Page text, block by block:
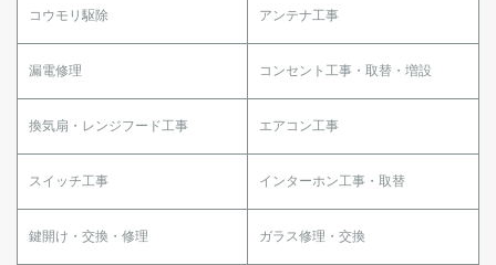
コウモリ駆除 アンテナ工事
漏電修理 コンセント工事・取替・増設
換気扇・レンジフード工事 エアコン工事
スイッチ工事 インターホン工事・取替
鍵開け・交換・修理 ガラス修理・交換